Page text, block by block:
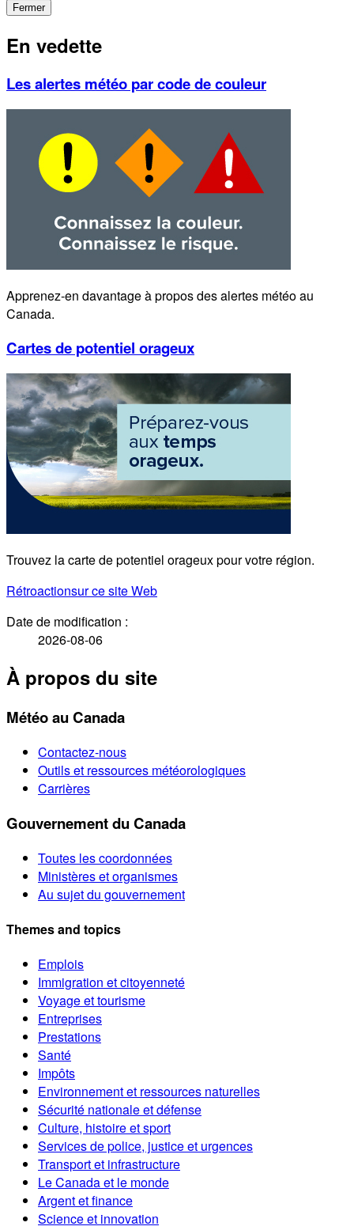
Fermer
En vedette
Les alertes météo par code de couleur
Apprenez-en davantage à propos des alertes météo au
Canada.
Cartes de potentiel orageux
Trouvez la carte de potentiel orageux pour votre région.
Rétroactionsur ce site Web
Date de modification :
2026-08-06
À propos du site
Météo au Canada
Contactez-nous
Outils et ressources météorologiques
Carrières
Gouvernement du Canada
Toutes les coordonnées
Ministères et organismes
Au sujet du gouvernement
Themes and topics
Emplois
Immigration et citoyenneté
Voyage et tourisme
Entreprises
Prestations
Santé
Impôts
Environnement et ressources naturelles
Sécurité nationale et défense
Culture, histoire et sport
Services de police, justice et urgences
Transport et infrastructure
Le Canada et le monde
Argent et finance
Science et innovation